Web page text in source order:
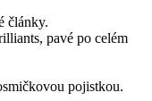
články.
pavé po celém
pojistkou.